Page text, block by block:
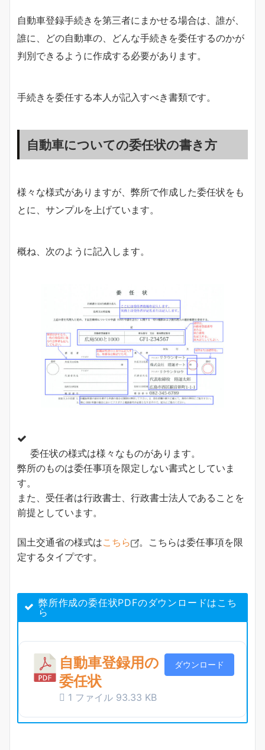
自動車登録手続きを第三者にまかせる場合は、誰が、
誰に、どの自動車の、どんな手続きを委任するのかが
判別できるように作成する必要があります。
手続きを委任する本人が記入すべき書類です。
自動車についての委任状の書き方
様々な様式がありますが、弊所で作成した委任状をも
とに、サンプルを上げています。
概ね、次のように記入します。
委任状の様式は様々なものがあります。
弊所のものは委任事項を限定しない書式としていま
す。
また、受任者は行政書士、行政書士法人であることを
前提としています。
国土交通省の様式はこちら
。こちらは委任事項を限
定するタイプです。
弊所作成の委任状PDFのダウンロードはこち
ら
自動車登録用の
委任状
1 ファイル 93.33 KB
ダウンロード